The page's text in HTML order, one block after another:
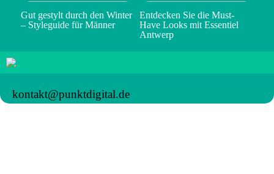
Gut gestylt durch den Winter
– Styleguide für Männer
Entdecken Sie die Must-
Have Looks mit Essentiel
Antwerp
kontakt@punktdigital.de